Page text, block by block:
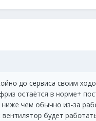
до сервиса своим
остаётся в норме+
чем обычно из-за
будет